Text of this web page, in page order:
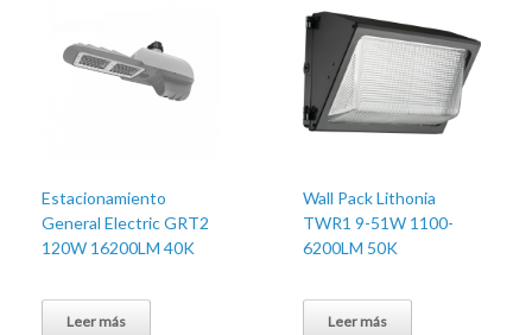
Estacionamiento
General Electric GRT2
120W 16200LM 40K
Leer más
Wall Pack Lithonia
TWR1 9-51W 1100-
6200LM 50K
Leer más